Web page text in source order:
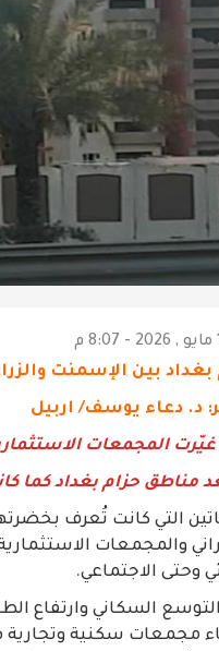
بغداد بين الإسمنت
د. دعاء يوسف/ اربيل
المجمعات
مناطق حزام بغداد كما
التي كانت تُعرف
والمجمعات
وحتى الاجتماعي.
السكاني وارتفاع
مجمعات سكنية